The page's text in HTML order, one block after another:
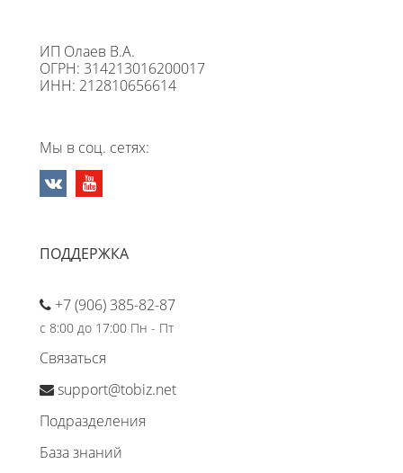
ИП Олаев В.А.
ОГРН: 314213016200017
ИНН: 212810656614
Мы в соц. сетях:
ПОДДЕРЖКА
+7 (906) 385-82-87
с 8:00 до 17:00 Пн - Пт
Связаться
support@tobiz.net
Подразделения
База знаний